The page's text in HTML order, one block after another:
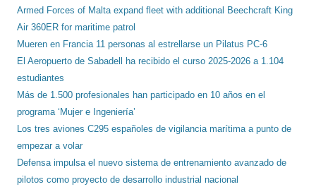
Armed Forces of Malta expand fleet with additional Beechcraft King
Air 360ER for maritime patrol
Mueren en Francia 11 personas al estrellarse un Pilatus PC-6
El Aeropuerto de Sabadell ha recibido el curso 2025-2026 a 1.104
estudiantes
Más de 1.500 profesionales han participado en 10 años en el
programa ‘Mujer e Ingeniería’
Los tres aviones C295 españoles de vigilancia marítima a punto de
empezar a volar
Defensa impulsa el nuevo sistema de entrenamiento avanzado de
pilotos como proyecto de desarrollo industrial nacional